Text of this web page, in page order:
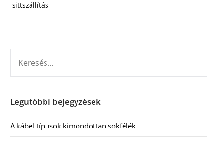
sittszállítás
Legutóbbi bejegyzések
A kábel típusok kimondottan sokfélék